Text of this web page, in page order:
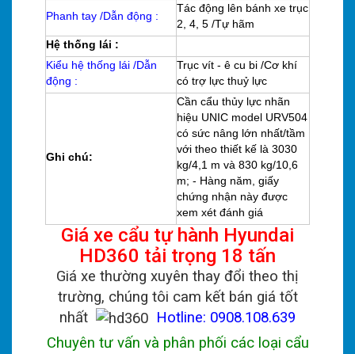
Phanh tay /Dẫn động :
Tác động lên bánh xe trục
2, 4, 5 /Tự hãm
Hệ thống lái :
Kiểu hệ thống lái /Dẫn
động :
Trục vít - ê cu bi /Cơ khí
có trợ lực thuỷ lực
Ghi chú:
Cần cẩu thủy lực nhãn
hiệu UNIC model URV504
có sức nâng lớn nhất/tầm
với theo thiết kế là 3030
kg/4,1 m và 830 kg/10,6
m; - Hàng năm, giấy
chứng nhận này được
xem xét đánh giá
Giá xe cẩu tự hành Hyundai
HD360 tải trọng 18 tấn
Giá xe thường xuyên thay đổi theo thị
trường, chúng tôi cam kết bán giá tốt
nhất
Hotline: 0908.108.639
Chuyên tư vấn và phân phối các loại cẩu